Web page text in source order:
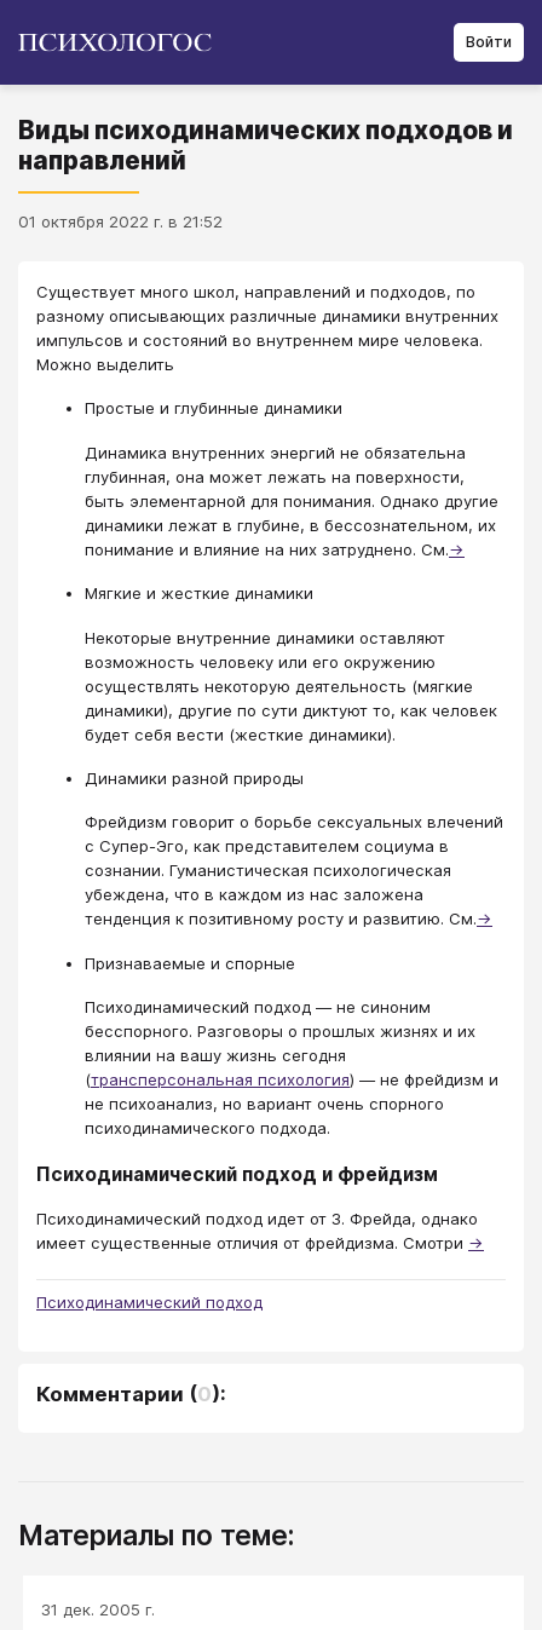
Войти
Виды психодинамических подходов и
направлений
01 октября 2022 г. в 21:52
Существует много школ, направлений и подходов, по
разному описывающих различные динамики внутренних
импульсов и состояний во внутреннем мире человека.
Можно выделить
Простые и глубинные динамики
Динамика внутренних энергий не обязательна
глубинная, она может лежать на поверхности,
быть элементарной для понимания. Однако другие
динамики лежат в глубине, в бессознательном, их
понимание и влияние на них затруднено. См.→
Мягкие и жесткие динамики
Некоторые внутренние динамики оставляют
возможность человеку или его окружению
осуществлять некоторую деятельность (мягкие
динамики), другие по сути диктуют то, как человек
будет себя вести (жесткие динамики).
Динамики разной природы
Фрейдизм говорит о борьбе сексуальных влечений
с Супер-Эго, как представителем социума в
сознании. Гуманистическая психологическая
убеждена, что в каждом из нас заложена
тенденция к позитивному росту и развитию. См.→
Признаваемые и спорные
Психодинамический подход — не синоним
бесспорного. Разговоры о прошлых жизнях и их
влиянии на вашу жизнь сегодня
(трансперсональная психология) — не фрейдизм и
не психоанализ, но вариант очень спорного
психодинамического подхода.
Психодинамический подход и фрейдизм
Психодинамический подход идет от З. Фрейда, однако
имеет существенные отличия от фрейдизма. Смотри →
Психодинамический подход
Комментарии (0):
Материалы по теме:
31 дек. 2005 г.